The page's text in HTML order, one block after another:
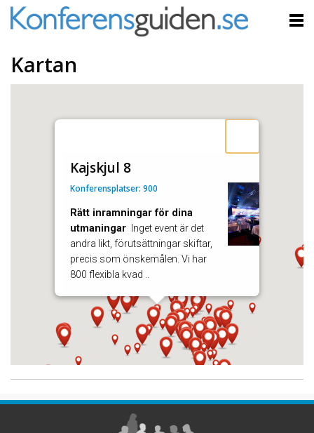
Kartan
Kajskjul 8
Konferensplatser: 900
Rätt inramningar för dina
utmaningar
Inget event är det
andra likt, förutsättningar skiftar,
precis som önskemålen. Vi har
800 flexibla kvad ..
Visa mer